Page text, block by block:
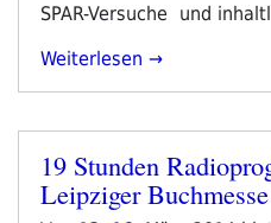
SPAR-Versuche und
„Aufruf:
Sofort!“
Weiterlesen
Veröffentlicht
am
19 Stunden
Leipziger Buchmesse